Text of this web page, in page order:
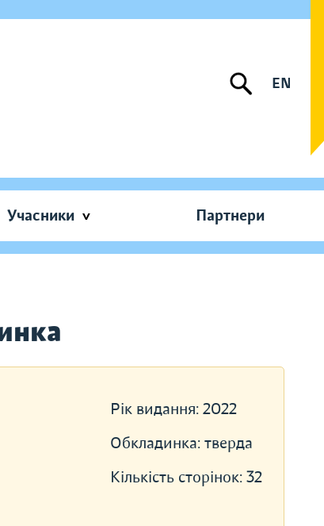
EN
Учасники Партнери
Рік видання: 2022
Обкладинка: тверда
Кількість сторінок: 32